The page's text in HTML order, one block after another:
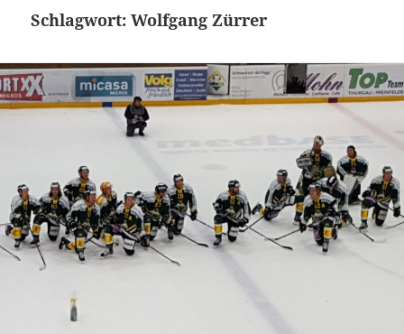
Schlagwort:Wolfgang Zürrer